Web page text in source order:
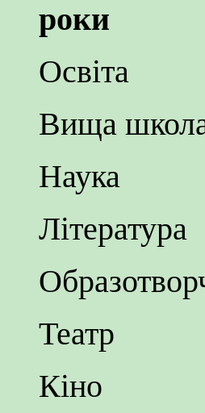
роки
Освіта
Вища
Наука
Література
Театр
Кіно